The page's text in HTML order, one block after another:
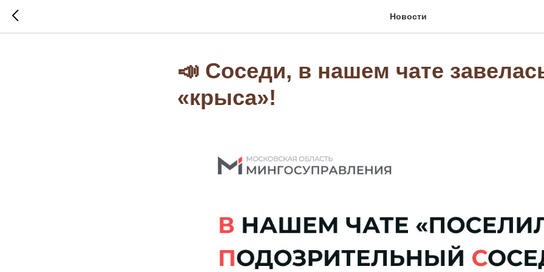
Новости
📣 Соседи, в нашем чате
«крыса»!